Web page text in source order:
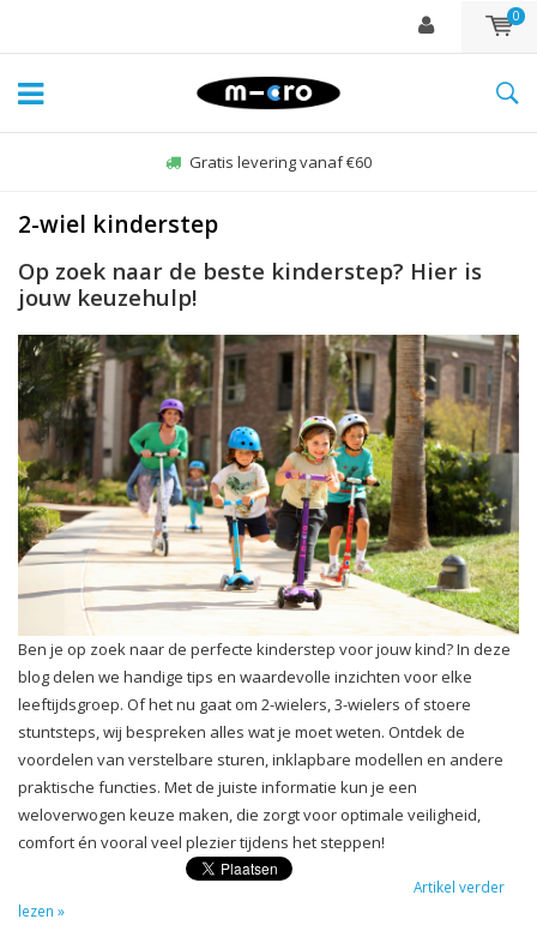
0
Gratis levering vanaf €60
2-wiel kinderstep
Op zoek naar de beste kinderstep? Hier is
jouw keuzehulp!
Ben je op zoek naar de perfecte kinderstep voor jouw kind? In deze
blog delen we handige tips en waardevolle inzichten voor elke
leeftijdsgroep. Of het nu gaat om 2-wielers, 3-wielers of stoere
stuntsteps, wij bespreken alles wat je moet weten. Ontdek de
voordelen van verstelbare sturen, inklapbare modellen en andere
praktische functies. Met de juiste informatie kun je een
weloverwogen keuze maken, die zorgt voor optimale veiligheid,
comfort én vooral veel plezier tijdens het steppen!
Artikel verder
lezen »